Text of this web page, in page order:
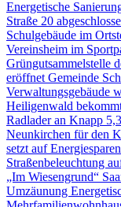
Energetische
Straße 20
Schulgebäude im
Vereinsheim im
Grüngutsammelstelle
eröffnet Gemeinde
Verwaltungsgebäude
Heiligenwald
Radlader an Knapp
Neunkirchen für den
setzt auf Energiesparen
Straßenbeleuchtung
„Im Wiesengrund“
Umzäunung